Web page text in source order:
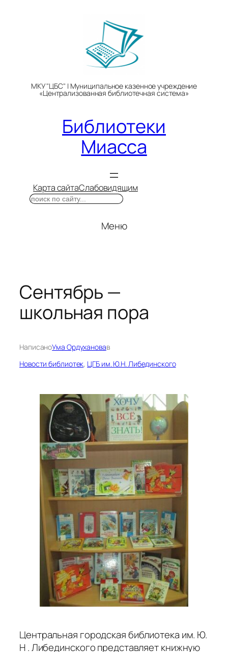
МКУ "ЦБС" | Муниципальное казенное учреждение
«Централизованная библиотечная система»
Библиотеки
Миасса
Карта сайтаСлабовидящим
Поиск
Меню
Сентябрь —
школьная пора
НаписаноУма Ордухановав
Новости библиотек, ЦГБ им. Ю.Н. Либединского
Центральная городская библиотека им. Ю.
Н . Либединского представляет книжную